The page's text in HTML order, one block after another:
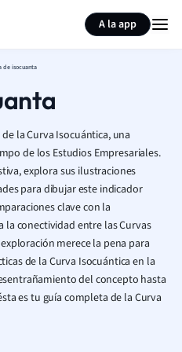
A la app
de isocuanta
la Curva Isocuántica, una
de los Estudios Empresariales.
explora sus ilustraciones
para dibujar este indicador
clave con la
la conectividad entre las Curvas
merece la pena para
de la Curva Isocuántica en la
del concepto hasta
es tu guía completa de la Curva
Resumir página